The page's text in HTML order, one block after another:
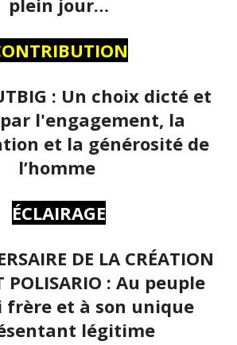
plein jour…
: Un choix dicté et
l'engagement, la
et la générosité de
l’homme
ÉCLAIRAGE
DE LA CRÉATION
POLISARIO : Au peuple
frère et à son unique
légitime